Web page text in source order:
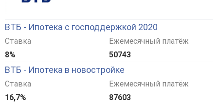
ВТБ - Ипотека с господдержкой 2020
Ставка
8%
Ежемесячный платёж
50743
ВТБ - Ипотека в новостройке
Ставка
16,7%
Ежемесячный платёж
87603